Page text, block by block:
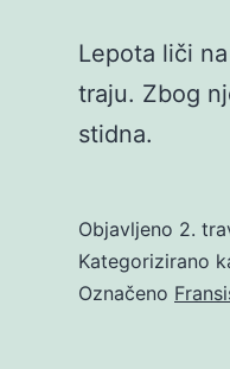
Lepota liči
traju. Zbog
stidna.
Objavljeno 2.
Kategorizirano
Označeno